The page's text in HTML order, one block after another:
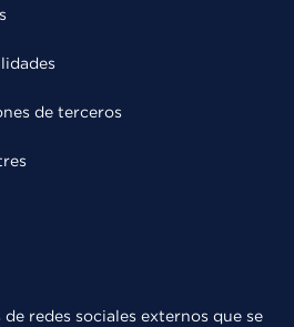
de terceros
redes sociales externos que se